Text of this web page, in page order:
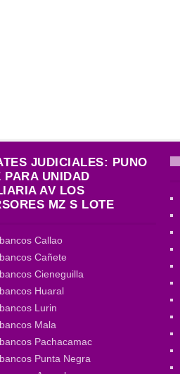
JUDICIALES: PUNO
PARA UNIDAD
AV LOS
MZ S LOTE
Callao
Cañete
Cieneguilla
Huaral
Lurin
Mala
Pachacamac
Punta Negra